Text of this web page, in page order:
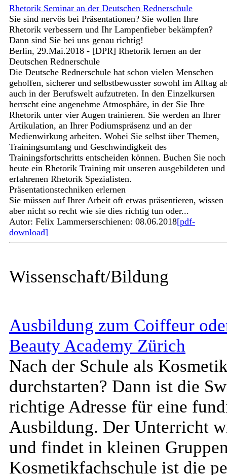
Rhetorik Seminar an der Deutschen Rednerschule
Sie sind nervös bei Präsentationen? Sie wollen Ihre
Rhetorik verbessern und Ihr Lampenfieber bekämpfen?
Dann sind Sie bei uns genau richtig!
Berlin, 29.Mai.2018 - [DPR] Rhetorik lernen an der
Deutschen Rednerschule
Die Deutsche Rednerschule hat schon vielen Menschen
geholfen, sicherer und selbstbewusster sowohl im Alltag
auch in der Berufswelt aufzutreten. In den Einzelkursen
herrscht eine angenehme Atmosphäre, in der Sie Ihre
Rhetorik unter vier Augen trainieren. Sie werden an Ihrer
Artikulation, an Ihrer Podiumspräsenz und an der
Medienwirkung arbeiten. Wobei Sie selbst über Themen,
Trainingsumfang und Geschwindigkeit des
Trainingsfortschritts entscheiden können. Buchen Sie noch
heute ein Rhetorik Training mit unseren ausgebildeten und
erfahrenen Rhetorik Spezialisten.
Präsentationstechniken erlernen
Sie müssen auf Ihrer Arbeit oft etwas präsentieren, wissen
aber nicht so recht wie sie dies richtig tun oder...
Autor: Felix Lammerserschienen: 08.06.2018[pdf-
download]
Wissenschaft/Bildung
Ausbildung zum Coiffeur
Beauty Academy Zürich
Nach der Schule als
durchstarten? Dann ist die
richtige Adresse für eine
Ausbildung. Der Unterricht
und findet in kleinen
Kosmetikfachschule ist die